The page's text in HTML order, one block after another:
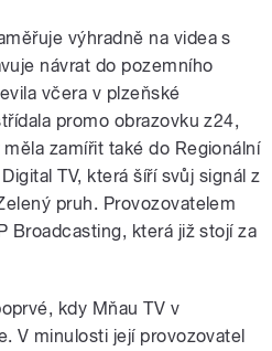
výhradně na videa s
návrat do pozemního
včera v plzeňské
promo obrazovku z24,
zamířit také do Regionální
TV, která šíří svůj signál z
pruh. Provozovatelem
Broadcasting, která již stojí za
kdy Mňau TV v
V minulosti její provozovatel